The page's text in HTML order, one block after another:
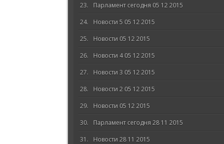
Парламент сегодня 05 12 2015
Новости 5 05 12 2015
Новости 05 12 2015
Новости 4 05 12 2015
Новости 3 05 12 2015
Новости 2 05 12 2015
Новости 05 12 2015
Парламент сегодня 28 11 2015
Новости 28 11 2015